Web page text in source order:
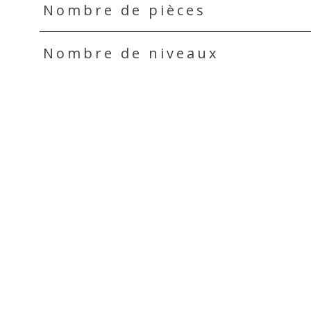
Nombre de pièces
Nombre de niveaux